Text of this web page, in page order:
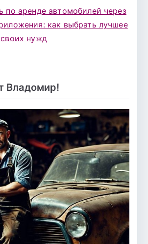
по аренде автомобилей через
как выбрать лучшее
нужд
Владомир!